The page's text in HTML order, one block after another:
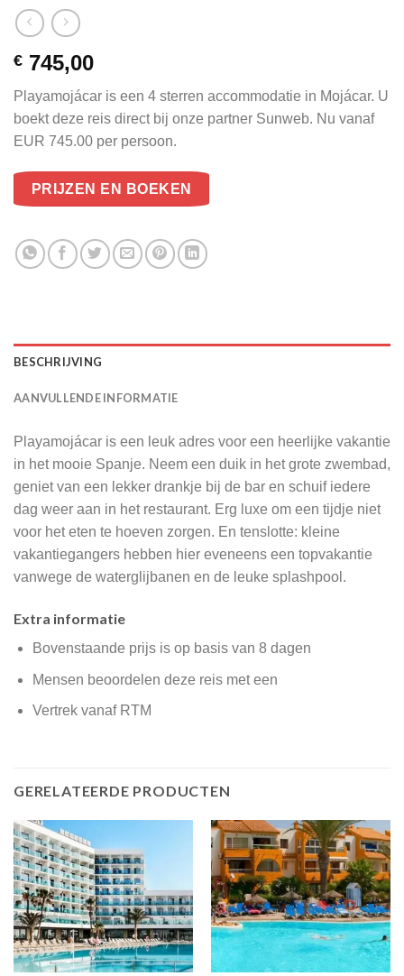
€ 745,00
Playamojácar is een 4 sterren accommodatie in Mojácar. U
boekt deze reis direct bij onze partner Sunweb. Nu vanaf
EUR 745.00 per persoon.
PRIJZEN EN BOEKEN
BESCHRIJVING
AANVULLENDE INFORMATIE
Playamojácar is een leuk adres voor een heerlijke vakantie
in het mooie Spanje. Neem een duik in het grote zwembad,
geniet van een lekker drankje bij de bar en schuif iedere
dag weer aan in het restaurant. Erg luxe om een tijdje niet
voor het eten te hoeven zorgen. En tenslotte: kleine
vakantiegangers hebben hier eveneens een topvakantie
vanwege de waterglijbanen en de leuke splashpool.
Extra informatie
Bovenstaande prijs is op basis van 8 dagen
Mensen beoordelen deze reis met een
Vertrek vanaf RTM
GERELATEERDE PRODUCTEN